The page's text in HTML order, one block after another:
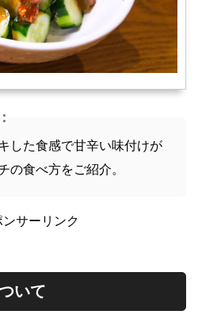
軽食
した食感で甘辛い味付けが
の食べ方をご紹介。
ンサーリンク
いて